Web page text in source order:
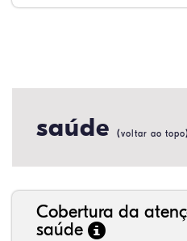
saúde (voltar ao topo)
Cobertura da
saúde